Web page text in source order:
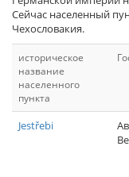
Сейчас населенный
Чехословакия.
историческое
название
населенного
пункта
Jestřebi